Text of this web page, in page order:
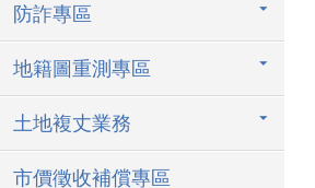
防詐專區
地籍圖重測專區
土地複丈業務
市價徵收補償專區